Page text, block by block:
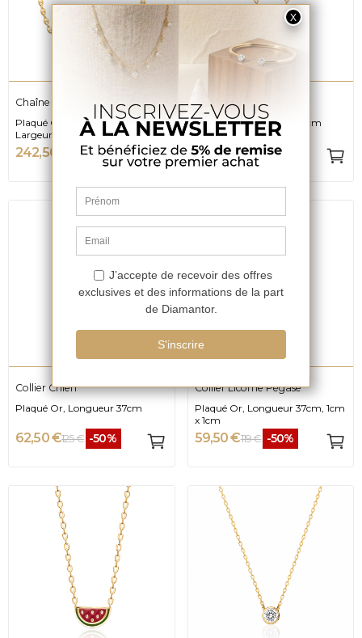
Chaîne Grain De Café Rhévan
Plaqué Or, Longueur 55cm,
Largeur 6mm
242,50 € 485 € -50%
Collier Arc
Plaqué Or, Longueur 37cm
62,50 €125 € -50%
Collier Chien
Plaqué Or, Longueur 37cm
62,50 €125 € -50%
Collier Licorne Pégase
Plaqué Or, Longueur 37cm, 1cm
x 1cm
59,50 €119 € -50%